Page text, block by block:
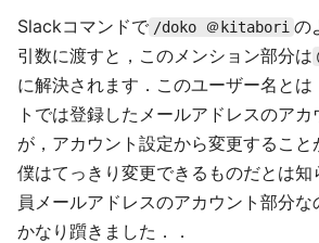
Slackコマンドで /doko ＠kitabori の
引数に渡すと，このメンション部分は
に解決されます．このユーザー名と
トでは登録したメールアドレスのア
が，アカウント設定から変更すること
僕はてっきり変更できるものだとは知
員メールアドレスのアカウント部分
かなり躓きました．．